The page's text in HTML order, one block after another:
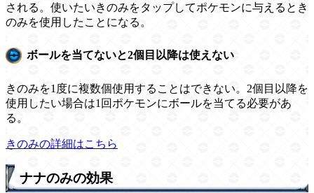
される。使いたいきのみをタップしてポケモンに与えるとき
のみを使用したことになる。
ボールを当てないと2個目以降は使えない
きのみを1度に複数個使用することはできない。2個目以降を
使用したい場合は1回ポケモンにボールを当てる必要があ
る。
きのみの詳細はこちら
ナナのみの効果